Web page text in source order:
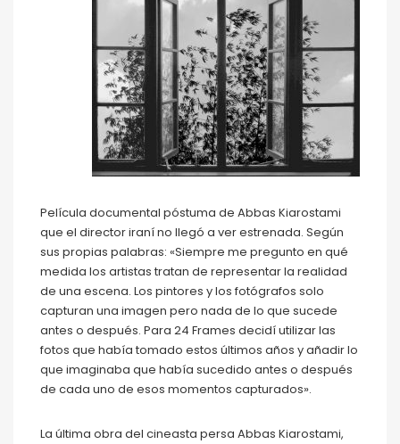
Película documental póstuma de Abbas Kiarostami
que el director iraní no llegó a ver estrenada. Según
sus propias palabras: «Siempre me pregunto en qué
medida los artistas tratan de representar la realidad
de una escena. Los pintores y los fotógrafos solo
capturan una imagen pero nada de lo que sucede
antes o después. Para 24 Frames decidí utilizar las
fotos que había tomado estos últimos años y añadir lo
que imaginaba que había sucedido antes o después
de cada uno de esos momentos capturados».
La última obra del cineasta persa Abbas Kiarostami,